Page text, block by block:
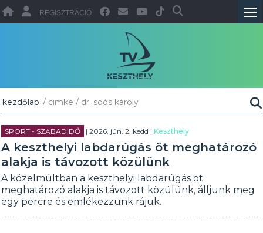
REGISZTRÁCIÓ
kezdőlap / cimke / dr. soós károly
SPORT - SZABADIDŐ | 2026. jún. 2. kedd |Keszthely
A keszthelyi labdarúgás öt meghatározó
alakja is távozott közülünk
A közelmúltban a keszthelyi labdarúgás öt
meghatározó alakja is távozott közülünk, álljunk meg
egy percre és emlékezzünk rájuk.